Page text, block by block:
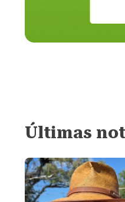
Últimas